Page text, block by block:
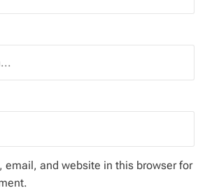
email, and website in this browser for